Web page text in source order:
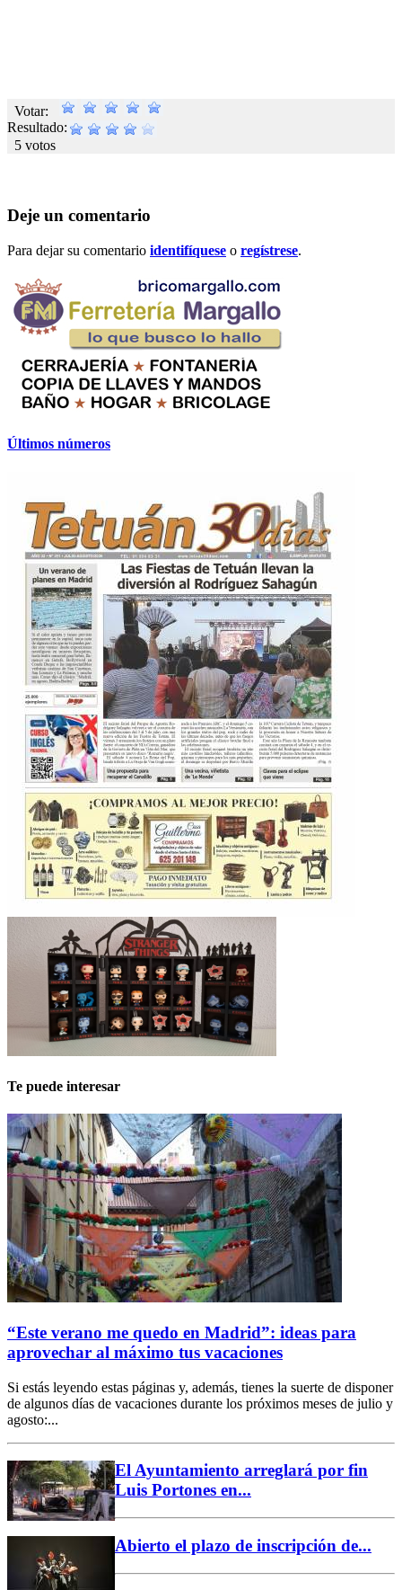
Votar:
Resultado:
5 votos
Deje un comentario
Para dejar su comentario identifíquese o regístrese.
Últimos números
Te puede interesar
“Este verano me quedo en Madrid”: ideas para
aprovechar al máximo tus vacaciones
Si estás leyendo estas páginas y, además, tienes la suerte de disponer
de algunos días de vacaciones durante los próximos meses de julio y
agosto:...
El Ayuntamiento arreglará por fin
Luis Portones en...
Abierto el plazo de inscripción de...